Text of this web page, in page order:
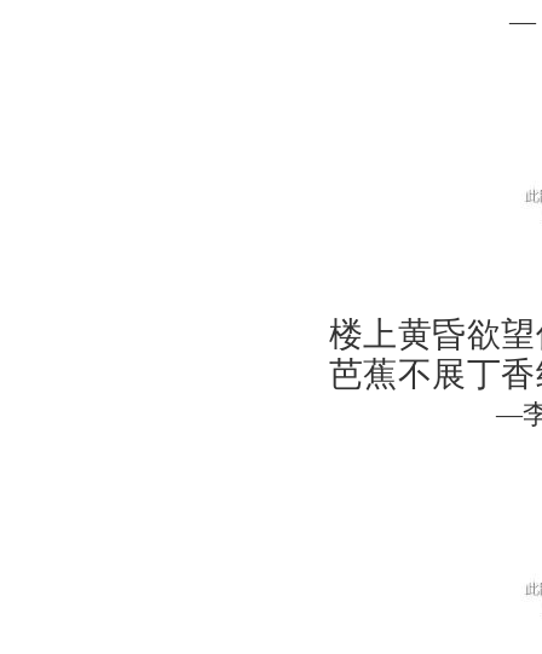
—
楼上黄昏欲
芭蕉不展丁
—